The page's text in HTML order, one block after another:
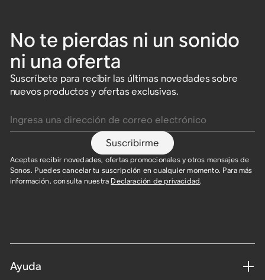
No te pierdas ni un sonido
ni una oferta
Suscríbete para recibir las últimas novedades sobre
nuevos productos y ofertas exclusivas.
Suscribirme
Aceptas recibir novedades, ofertas promocionales y otros mensajes de
Sonos. Puedes cancelar tu suscripción en cualquier momento. Para más
información, consulta nuestra Declaración de privacidad.
Ayuda